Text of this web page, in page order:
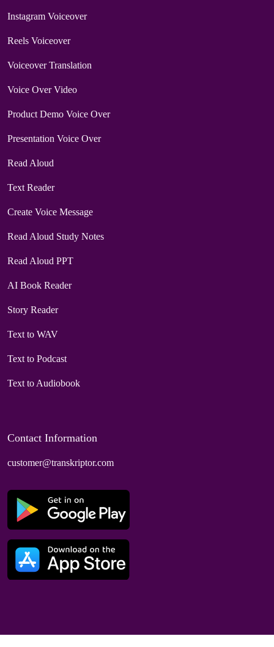
Instagram Voiceover
Reels Voiceover
Voiceover Translation
Voice Over Video
Product Demo Voice Over
Presentation Voice Over
Read Aloud
Text Reader
Create Voice Message
Read Aloud Study Notes
Read Aloud PPT
AI Book Reader
Story Reader
Text to WAV
Text to Podcast
Text to Audiobook
Contact Information
customer@transkriptor.com